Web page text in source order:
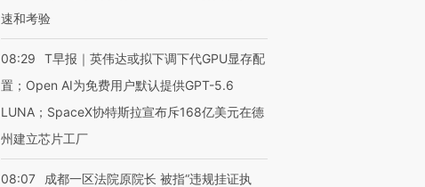
速和考验
08:29
T早报｜英伟达或拟下调下代GPU显存配
置；Open AI为免费用户默认提供GPT-5.6
LUNA；SpaceX协特斯拉宣布斥168亿美元在德
州建立芯片工厂
08:07
成都一区法院原院长 被指“违规挂证执